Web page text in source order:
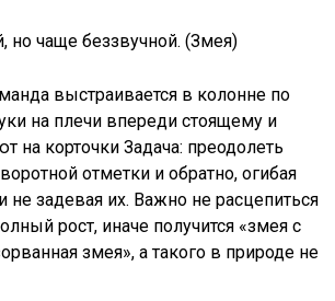
но чаще беззвучной. (Змея)
выстраивается в колонне по
на плечи впереди стоящему и
на корточки Задача: преодолеть
отметки и обратно, огибая
не задевая их. Важно не расцепиться
рост, иначе получится «змея с
змея», а такого в природе не